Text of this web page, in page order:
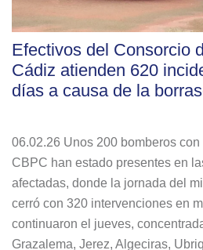
Efectivos del Consorcio
Cádiz atienden 620
días a causa de la
06.02.26 Unos 200 bomberos con
CBPC han estado presentes en
afectadas, donde la jornada del
cerró con 320 intervenciones en
continuaron el jueves,
Grazalema, Jerez, Algeciras,